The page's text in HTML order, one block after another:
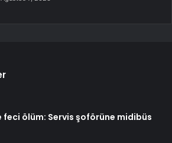
feci ölüm: Servis şoförüne midibüs